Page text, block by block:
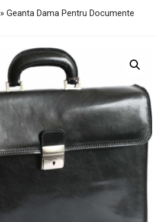
» Geanta Dama Pentru Documente